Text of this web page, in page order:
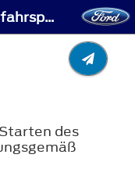
Sicherheit - Passive Wegfahrsperre
des